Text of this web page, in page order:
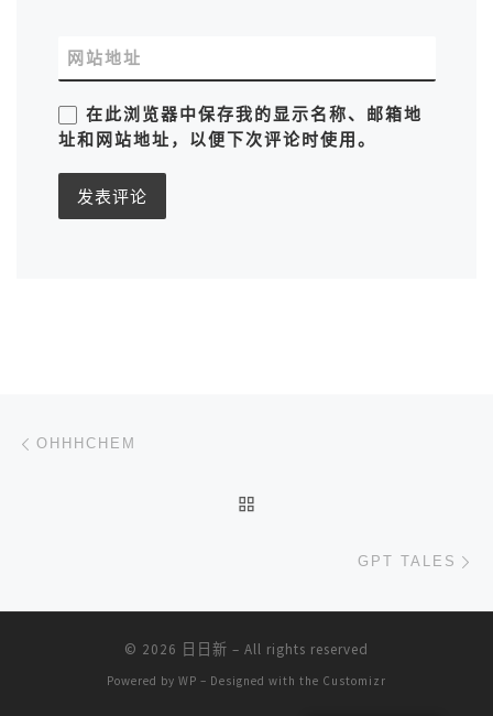
网站地址
在此浏览器中保存我的显示名称、邮箱地
址和网站地址，以便下次评论时使用。
文章导航
OHHHCHEM
GPT TALES
© 2026 日日新 – All rights reserved
Powered by WP – Designed with the Customizr